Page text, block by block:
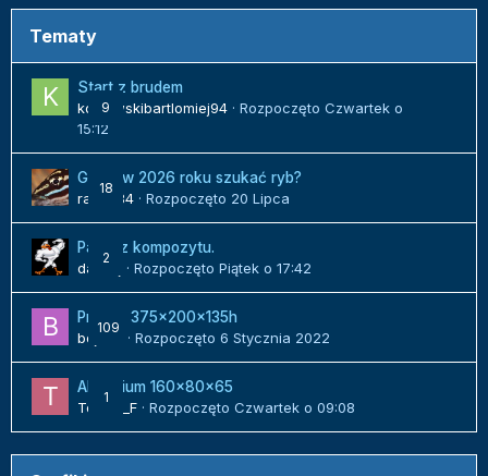
Tematy
9
Start z brudem
kozlowskibartlomiej94 · Rozpoczęto Czwartek o
15:12
18
Gdzie w 2026 roku szukać ryb?
radek84 · Rozpoczęto 20 Lipca
2
Panel z kompozytu.
danielj
· Rozpoczęto Piątek o 17:42
109
Projekt 375x200x135h
bojack
· Rozpoczęto 6 Stycznia 2022
1
Akwarium 160x80x65
Tomek_F · Rozpoczęto Czwartek o 09:08